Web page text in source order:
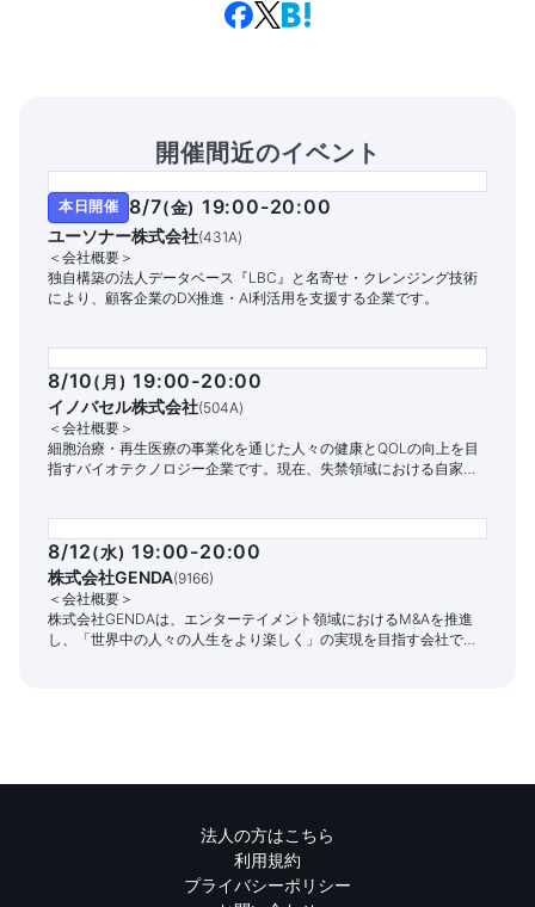
開催間近のイベント
本日開催 8/7(金) 19:00-20:00
ユーソナー株式会社(431A)
＜会社概要＞
独自構築の法人データベース『LBC』と名寄せ・クレンジング技術
により、顧客企業のDX推進・AI利活用を支援する企業です。
8/10( 月) 19:00-20:00
イノバセル株式会社(504A)
＜会社概要＞
細胞治療・再生医療の事業化を通じた人々の健康とQOLの向上を目
指すバイオテクノロジー企業です。現在、失禁領域における自家細
8/12(水) 19:00-20:00
株式会社GENDA(9166)
＜会社概要＞
株式会社GENDAは、エンターテイメント領域におけるM&Aを推進
し、「世界中の人々の人生をより楽しく」の実現を目指す会社で
法人の方はこちら
利用規約
プライバシーポリシー